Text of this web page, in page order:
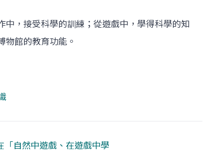
，接受科學的訓練；從遊戲中，學得科學的知
物館的教育功能。
自然中遊戲、在遊戲中學